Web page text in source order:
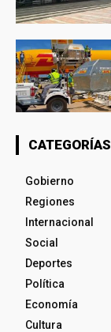
CATEGORÍAS
Gobierno
Regiones
Internacional
Social
Deportes
Política
Economía
Cultura